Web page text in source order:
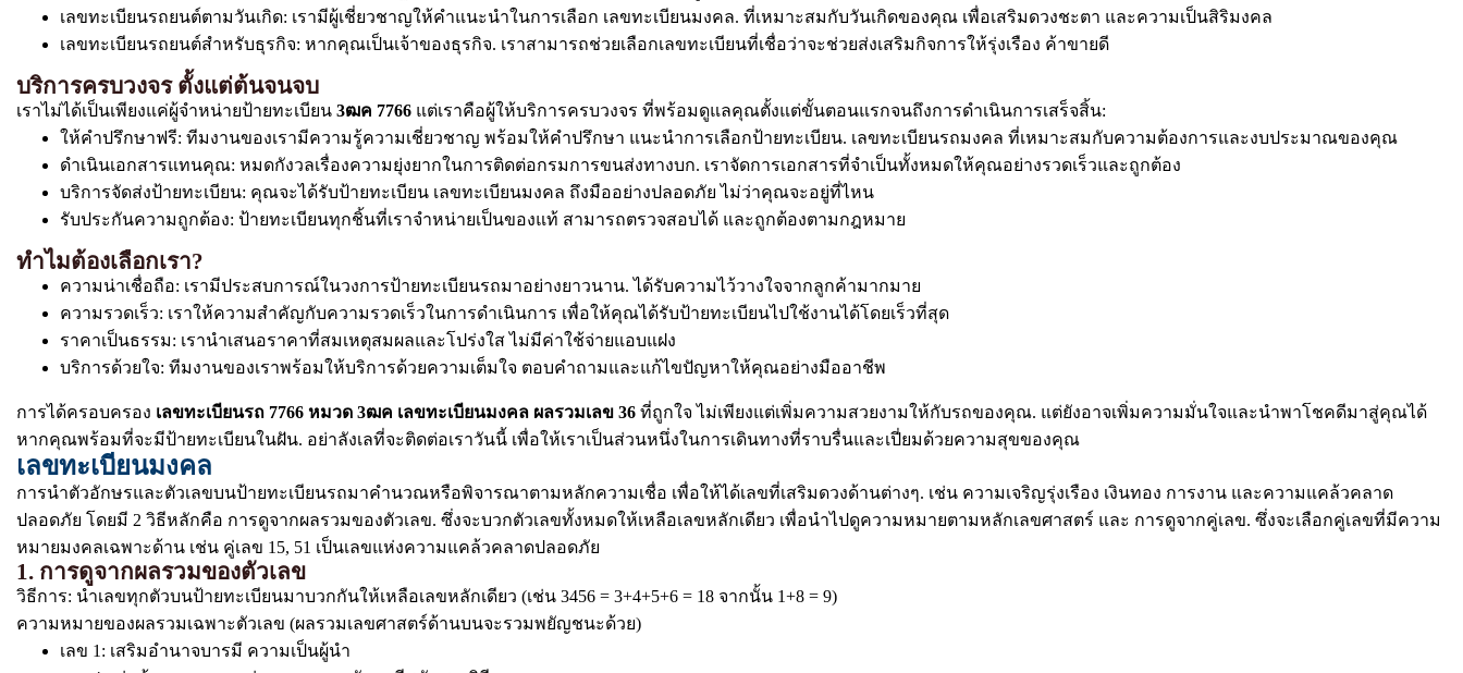
เลขทะเบียนรถยนต์ตามวันเกิด: เรามีผู้เชี่ยวชาญให้คำแนะนำในการเลือก เลขทะเบียนมงคล. ที่เหมาะสมกับวันเกิดของคุณ เพื่อเสริมดวงชะตา และความเป็นสิริมงคล
เลขทะเบียนรถยนต์สำหรับธุรกิจ: หากคุณเป็นเจ้าของธุรกิจ. เราสามารถช่วยเลือกเลขทะเบียนที่เชื่อว่าจะช่วยส่งเสริมกิจการให้รุ่งเรือง ค้าขายดี
บริการครบวงจร ตั้งแต่ต้นจนจบ
เราไม่ได้เป็นเพียงแค่ผู้จำหน่ายป้ายทะเบียน 3ฒค 7766 แต่เราคือผู้ให้บริการครบวงจร ที่พร้อมดูแลคุณตั้งแต่ขั้นตอนแรกจนถึงการดำเนินการเสร็จสิ้น:
ให้คำปรึกษาฟรี: ทีมงานของเรามีความรู้ความเชี่ยวชาญ พร้อมให้คำปรึกษา แนะนำการเลือกป้ายทะเบียน. เลขทะเบียนรถมงคล ที่เหมาะสมกับความต้องการและงบประมาณของคุณ
ดำเนินเอกสารแทนคุณ: หมดกังวลเรื่องความยุ่งยากในการติดต่อกรมการขนส่งทางบก. เราจัดการเอกสารที่จำเป็นทั้งหมดให้คุณอย่างรวดเร็วและถูกต้อง
บริการจัดส่งป้ายทะเบียน: คุณจะได้รับป้ายทะเบียน เลขทะเบียนมงคล ถึงมืออย่างปลอดภัย ไม่ว่าคุณจะอยู่ที่ไหน
รับประกันความถูกต้อง: ป้ายทะเบียนทุกชิ้นที่เราจำหน่ายเป็นของแท้ สามารถตรวจสอบได้ และถูกต้องตามกฎหมาย
ทำไมต้องเลือกเรา?
ความน่าเชื่อถือ: เรามีประสบการณ์ในวงการป้ายทะเบียนรถมาอย่างยาวนาน. ได้รับความไว้วางใจจากลูกค้ามากมาย
ความรวดเร็ว: เราให้ความสำคัญกับความรวดเร็วในการดำเนินการ เพื่อให้คุณได้รับป้ายทะเบียนไปใช้งานได้โดยเร็วที่สุด
ราคาเป็นธรรม: เรานำเสนอราคาที่สมเหตุสมผลและโปร่งใส ไม่มีค่าใช้จ่ายแอบแฝง
บริการด้วยใจ: ทีมงานของเราพร้อมให้บริการด้วยความเต็มใจ ตอบคำถามและแก้ไขปัญหาให้คุณอย่างมืออาชีพ
การได้ครอบครอง เลขทะเบียนรถ 7766 หมวด 3ฒค เลขทะเบียนมงคล ผลรวมเลข 36 ที่ถูกใจ ไม่เพียงแต่เพิ่มความสวยงามให้กับรถของคุณ. แต่ยังอาจเพิ่มความมั่นใจและนำพาโชคดีมาสู่คุณได้
หากคุณพร้อมที่จะมีป้ายทะเบียนในฝัน. อย่าลังเลที่จะติดต่อเราวันนี้ เพื่อให้เราเป็นส่วนหนึ่งในการเดินทางที่ราบรื่นและเปี่ยมด้วยความสุขของคุณ
เลขทะเบียนมงคล
การนำตัวอักษรและตัวเลขบนป้ายทะเบียนรถมาคำนวณหรือพิจารณาตามหลักความเชื่อ เพื่อให้ได้เลขที่เสริมดวงด้านต่างๆ. เช่น ความเจริญรุ่งเรือง เงินทอง การงาน และความแคล้วคลาด
ปลอดภัย โดยมี 2 วิธีหลักคือ การดูจากผลรวมของตัวเลข. ซึ่งจะบวกตัวเลขทั้งหมดให้เหลือเลขหลักเดียว เพื่อนำไปดูความหมายตามหลักเลขศาสตร์ และ การดูจากคู่เลข. ซึ่งจะเลือกคู่เลขที่มีความ
หมายมงคลเฉพาะด้าน เช่น คู่เลข 15, 51 เป็นเลขแห่งความแคล้วคลาดปลอดภัย
1. การดูจากผลรวมของตัวเลข
วิธีการ: นำเลขทุกตัวบนป้ายทะเบียนมาบวกกันให้เหลือเลขหลักเดียว (เช่น 3456 = 3+4+5+6 = 18 จากนั้น 1+8 = 9)
ความหมายของผลรวมเฉพาะตัวเลข (ผลรวมเลขศาสตร์ด้านบนจะรวมพยัญชนะด้วย)
เลข 1: เสริมอำนาจบารมี ความเป็นผู้นำ